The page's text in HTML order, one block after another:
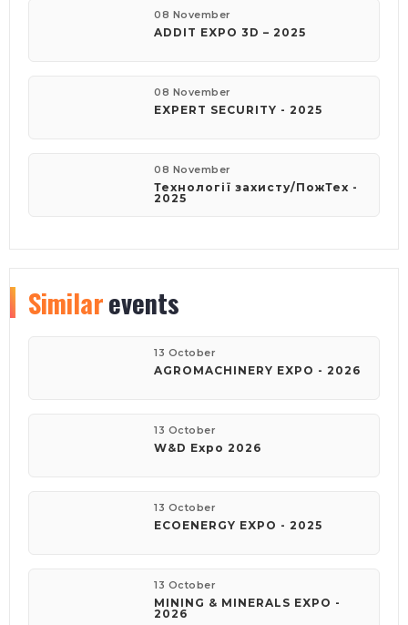
08 November
ADDIT EXPO 3D – 2025
08 November
EXPERT SECURITY - 2025
08 November
Технології захисту/ПожТех -
2025
Similarevents
13 October
AGROMACHINERY EXPO - 2026
13 October
W&D Expo 2026
13 October
ECOENERGY EXPO - 2025
13 October
MINING & MINERALS EXPO -
2026